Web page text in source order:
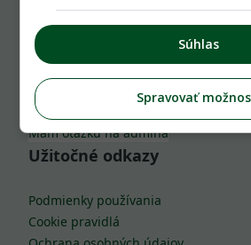
Komu môžeš napísať
info@zahrada.sk
Nahlás chybu
Mám otázku na admina
Užitočné odkazy
Podmienky používania
Cookie pravidlá
Súhlas
Spravovať